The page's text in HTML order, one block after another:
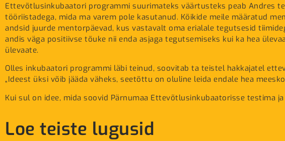
Ettevõtlusinkubaatori programmi suurimateks väärtusteks peab Andres
tööriistadega, mida ma varem pole kasutanud. Kõikide meile määratud
andsid juurde mentorpäevad, kus vastavalt oma erialale tegutsesid
andis väga positiivse tõuke nii enda asjaga tegutsemiseks kui ka hea
ülevaate.
Olles inkubaatori programmi läbi teinud, soovitab ta teistel hakkajatel
„Ideest üksi võib jääda väheks, seetõttu on oluline leida endale hea
Kui sul on idee, mida soovid Pärnumaa Ettevõtlusinkubaatorisse testima
Loe teiste lugusid